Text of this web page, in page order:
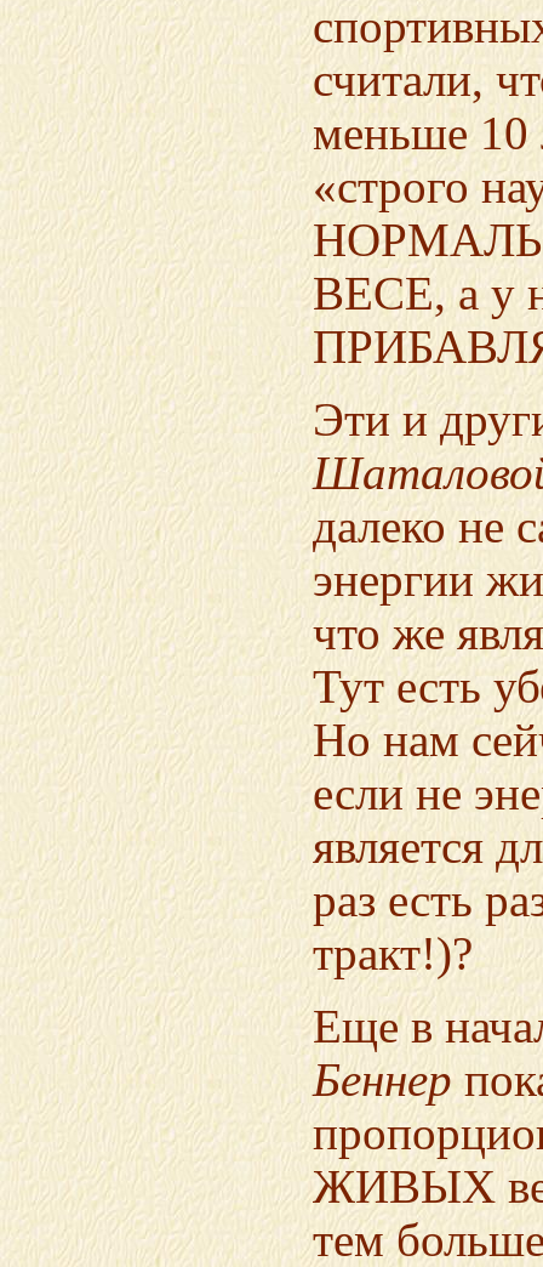
считали,
меньше 10
«строго
ВЕСЕ, а у
Эти и
далеко не
энергии
что же
Тут есть
Но нам
если не
является
раз есть
тракт!)?
Еще в
Беннер
ЖИВЫХ
тем